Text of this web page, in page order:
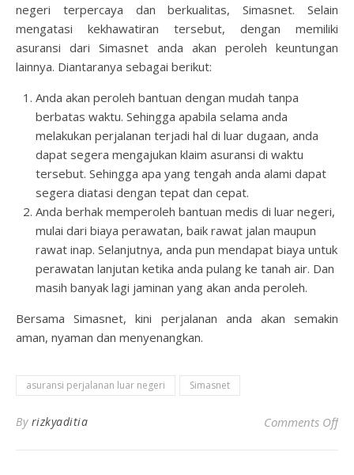
negeri terpercaya dan berkualitas, Simasnet. Selain
mengatasi kekhawatiran tersebut, dengan memiliki
asuransi dari Simasnet anda akan peroleh keuntungan
lainnya. Diantaranya sebagai berikut:
Anda akan peroleh bantuan dengan mudah tanpa
berbatas waktu. Sehingga apabila selama anda
melakukan perjalanan terjadi hal di luar dugaan, anda
dapat segera mengajukan klaim asuransi di waktu
tersebut. Sehingga apa yang tengah anda alami dapat
segera diatasi dengan tepat dan cepat.
Anda berhak memperoleh bantuan medis di luar negeri,
mulai dari biaya perawatan, baik rawat jalan maupun
rawat inap. Selanjutnya, anda pun mendapat biaya untuk
perawatan lanjutan ketika anda pulang ke tanah air. Dan
masih banyak lagi jaminan yang akan anda peroleh.
Bersama Simasnet, kini perjalanan anda akan semakin
aman, nyaman dan menyenangkan.
asuransi perjalanan luar negeri Simasnet
By rizkyaditia Comments Offon